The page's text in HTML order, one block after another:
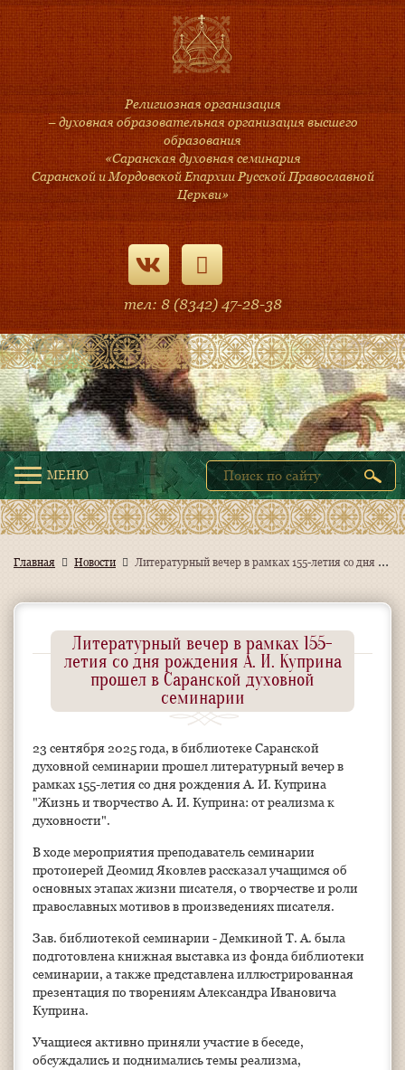
Религиозная организация
– духовная образовательная организация высшего
образования
«Саранская духовная семинария
Саранской и Мордовской Епархии Русской Православной
Церкви»
тел: 8 (8342) 47-28-38
МЕНЮ
Главная Новости Л
итературный вечер в рамках 155-летия со дня рождения А. И. Куприна прошел в Саранской духовной семинарии
Литературный вечер в рамках 155-
летия со дня рождения А. И. Куприна
прошел в Саранской духовной
семинарии
23 сентября 2025 года, в библиотеке Саранской
духовной семинарии прошел литературный вечер в
рамках 155-летия со дня рождения А. И. Куприна
"Жизнь и творчество А. И. Куприна: от реализма к
духовности".
В ходе мероприятия преподаватель семинарии
протоиерей Деомид Яковлев рассказал учащимся об
основных этапах жизни писателя, о творчестве и роли
православных мотивов в произведениях писателя.
Зав. библиотекой семинарии - Демкиной Т. А. была
подготовлена книжная выставка из фонда библиотеки
семинарии, а также представлена иллюстрированная
презентация по творениям Александра Ивановича
Куприна.
Учащиеся активно приняли участие в беседе,
обсуждались и поднимались темы реализма,